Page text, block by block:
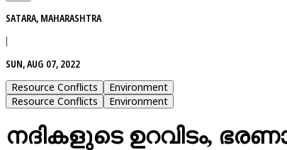
SATARA, MAHARASHTRA
|
SUN, AUG 07, 2022
Resource Conflicts
Environment
Resource Conflicts
Environment
നദികളുടെ ഉറവിടം,